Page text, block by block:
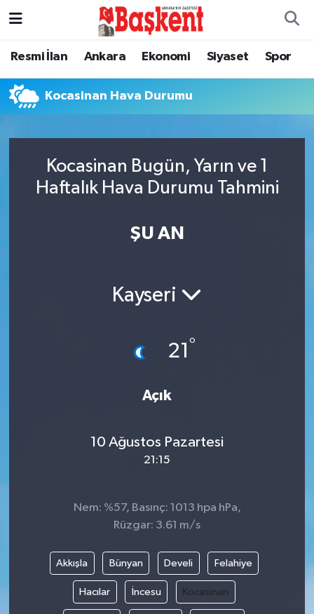
Resmi İlan Ankara Ekonomi Siyaset Spor
Kocasinan Hava Durumu
Kocasinan Bugün, Yarın ve 1
Haftalık Hava Durumu Tahmini
ŞU AN
Kayseri
21 °
Açık
10 Ağustos Pazartesi
21:15
Nem: %57, Basınç: 1013 hpa hPa,
Rüzgar: 3.61 m/s
Akkışla Bünyan Develi Felahiye
Hacılar İncesu Kocasinan
Ankara
Asayiş
Dünya
Eğitim
Özel Haber
Siyaset
Ankara Nöbetçi Eczaneler
Ankara Hava Durumu
Ankara Trafik Yoğunluk Haritası
Süper Lig Puan Durumu ve Fikstür